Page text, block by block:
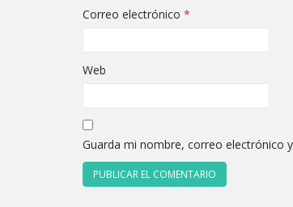
Correo electrónico *
Web
Guarda mi nombre, correo electrónico